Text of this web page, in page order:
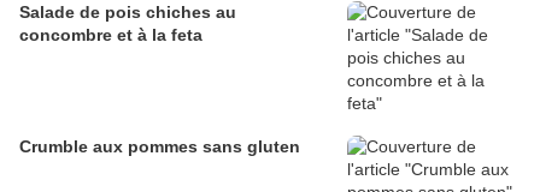
Salade de pois chiches au
concombre et à la feta
Crumble aux pommes sans gluten